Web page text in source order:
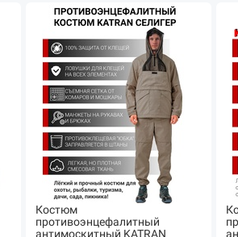
Костюм
противоэнцефалитный
антимоскитный KATRAN